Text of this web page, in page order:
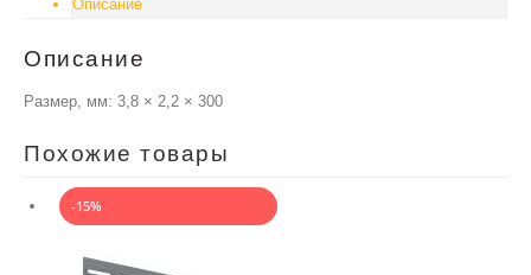
Описание
Описание
Размер, мм: 3,8 × 2,2 × 300
Похожие товары
-15%